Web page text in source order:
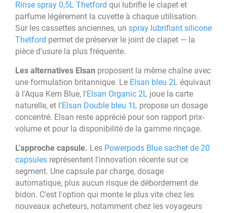
Rinse spray 0,5L Thetford qui lubrifie le clapet et
parfume légèrement la cuvette à chaque utilisation.
Sur les cassettes anciennes, un spray lubrifiant silicone
Thetford permet de préserver le joint de clapet — la
pièce d'usure la plus fréquente.
Les alternatives Elsan proposent la même chaîne avec
une formulation britannique. Le Elsan bleu 2L équivaut
à l'Aqua Kem Blue, l'Elsan Organic 2L joue la carte
naturelle, et l'Elsan Double bleu 1L propose un dosage
concentré. Elsan reste apprécié pour son rapport prix-
volume et pour la disponibilité de la gamme rinçage.
L'approche capsule. Les Powerpods Blue sachet de 20
capsules représentent l'innovation récente sur ce
segment. Une capsule par charge, dosage
automatique, plus aucun risque de débordement de
bidon. C'est l'option qui monte le plus vite chez les
nouveaux acheteurs, notamment chez les voyageurs